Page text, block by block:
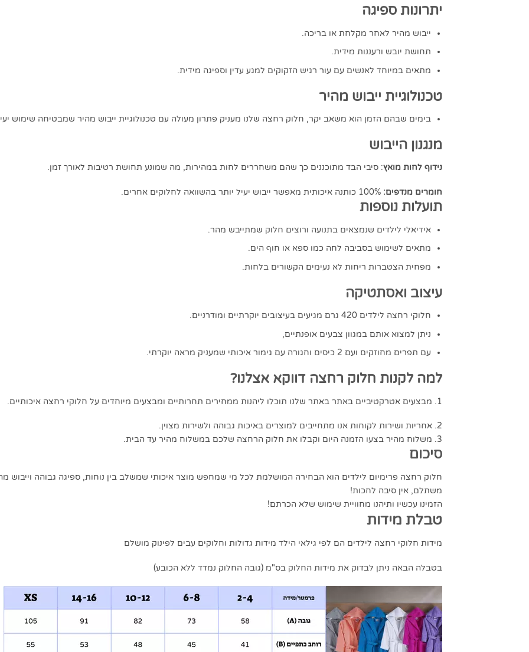
יתרונות ספיגה
ייבוש מהיר לאחר מקלחת או בריכה.
תחושת יובש ורעננות מידית.
מתאים במיוחד לאנשים עם עור רגיש הזקוקים למגע עדין וספיגה מידית.
טכנולוגיית ייבוש מהיר
בימים שבהם הזמן הוא משאב יקר, חלוק רחצה שלנו מעניק פתרון מעולה עם טכנולוגיית ייבוש מהיר שמבטיחה שימוש
מנגנון הייבוש
נידוף לחות מואץ: סיבי הבד מתוכננים כך שהם משחררים לחות במהירות, מה שמונע תחושת רטיבות לאורך זמן.
חומרים מנדפים:
תועלות נוספות
אידיאלי לילדים שנמצאים בתנועה ורוצים חלוק שמתייבש מהר.
מתאים לשימוש בסביבה לחה כמו ספא או חוף הים.
מפחית הצטברות ריחות לא נעימים הקשורים בלחות.
עיצוב ואסתטיקה
חלוקי רחצה לילדים 420 גרם מגיעים בעיצובים יוקרתיים ומודרניים.
ניתן למצוא אותם במגוון צבעים אופנתיים,
עם תפרים מחוזקים ועם 2 כיסים וחגורה עם גימור איכותי שמעניק מראה יוקרתי.
למה לקנות חלוק רחצה דווקא אצלנו?
1. מבצעים אטרקטיביים באתר באתר שלנו תוכלו ליהנות ממחירים תחרותיים ומבצעים מיוחדים על חלוקי רחצה איכותיים.
2. אחריות ושירות לקוחות אנו מתחייבים למוצרים באיכות גבוהה ולשירות מצוין.
3. משלוח מהיר בצעו הזמנה היום וקבלו את חלוק הרחצה שלכם במשלוח מהיר עד הבית.
סיכום
חלוק רחצה פרימיום לילדים הוא הבחירה המושלמת לכל מי שמחפש מוצר איכותי שמשלב בין נוחות, ספיגה גבוהה וייבוש
משתלם, אין סיבה לחכות!
הזמינו עכשיו ותיהנו מחוויית שימוש שלא הכרתם!
טבלת מידות
מידות חלוקי רחצה לילדים הם לפי גילאי הילד מידות גדולות וחלוקים עבים לפינוק מושלם
בטבלה הבאה ניתן לבדוק את מידות החלוק בס"מ (גובה החלוק נמדד ללא הכובע)